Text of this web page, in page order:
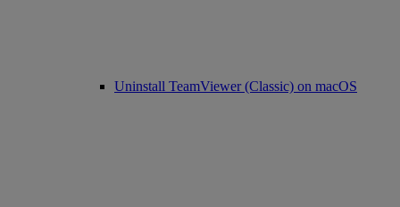
Uninstall TeamViewer (Classic) on macOS